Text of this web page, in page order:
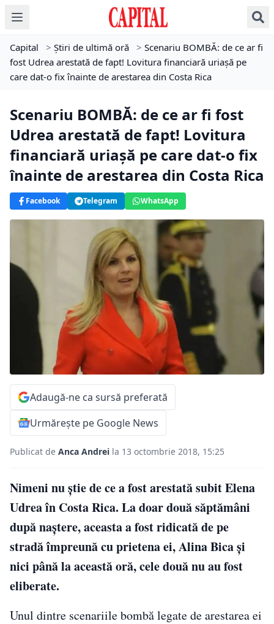
Capital > Știri de ultimă oră > Scenariu BOMBĂ: de ce ar fi
fost Udrea arestată de fapt! Lovitura financiară uriașă pe
care dat-o fix înainte de arestarea din Costa Rica
Scenariu BOMBĂ: de ce ar fi fost
Udrea arestată de fapt! Lovitura
financiară uriașă pe care dat-o fix
înainte de arestarea din Costa Rica
Facebook Telegram WhatsApp
Adaugă-ne ca sursă preferată
Urmărește pe Google News
Publicat de Anca Andrei la 13 octombrie 2018, 15:25
Nimeni nu știe de ce a fost arestată subit Elena
Udrea în Costa Rica. La doar două săptămâni
după naștere, aceasta a fost ridicată de pe
stradă împreună cu prietena ei, Alina Bica și
nici până la această oră, cele două nu au fost
eliberate.
Unul dintre scenariile bombă legate de arestarea ei